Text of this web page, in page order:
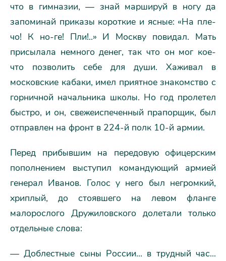
что в гимназии, — знай маршируй в ногу да
запоминай приказы короткие и ясные: «На пле-
чо! К но-ге! Пли!..» И Москву повидал. Мать
присылала немного денег, так что он мог кое-
что позволить себе для души. Хаживал в
московские кабаки, имел приятное знакомство с
горничной начальника школы. Но год пролетел
быстро, и он, свежеиспеченный прапорщик, был
отправлен на фронт в 224-й полк 10-й армии.
Перед прибывшим на передовую офицерским
пополнением выступил командующий армией
генерал Иванов. Голос у него был негромкий,
хриплый, до стоявшего на левом фланге
малорослого Дружиловского долетали только
отдельные слова:
— Доблестные сыны России... в трудный час...